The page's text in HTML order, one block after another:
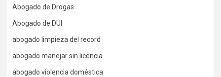
Abogado de Drogas
Abogado de DUI
abogado limpieza del record
abogado manejar sin licencia
abogado violencia doméstica